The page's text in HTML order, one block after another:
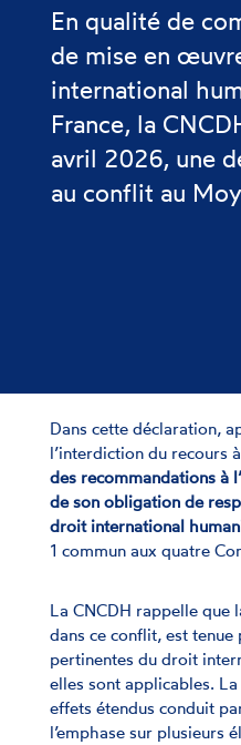
En qualité de
de mise en
international
France, la
avril 2026, une
au conflit au
Dans cette déclaration,
l’interdiction du recours
des recommandations à
de son obligation de
droit international
1 commun aux quatre
La CNCDH rappelle que
dans ce conflit, est
pertinentes du droit
elles sont applicables.
effets étendus conduit
l’emphase sur plusieurs